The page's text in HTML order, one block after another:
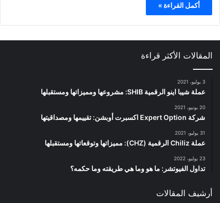
أكمل القراءة »
المقالات الأكثر قراءة
3 يوليو، 2021
عملة شيبا اينو الرقمية SHIB: مشروعها ومميزاتها ومستقبلها
20 يونيو، 2021
شركة Expert Option اكسبرت أوبشن: تقييمها ومصداقيتها
31 يوليو، 2021
عملة Chiliz الرقمية (CHZ): مميزاتها وتوقعاتها ومستقبلها
23 يوليو، 2022
تداول الفيوتشر: ما هو وما هي طريقته وما حكمه؟
أرشيف المقالات